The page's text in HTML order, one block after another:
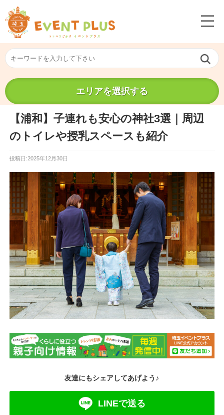
エリアを選択する
【浦和】子連れも安心の神社3選｜周辺
のトイレや授乳スペースも紹介
投稿日:2025年12月30日
友達にもシェアしてあげよう♪
LINEで送る